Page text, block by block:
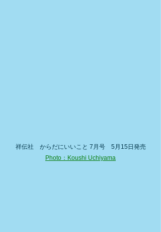
祥伝社　からだにいいこと 7月号　5月15日発売
Photo：Koushi Uchiyama